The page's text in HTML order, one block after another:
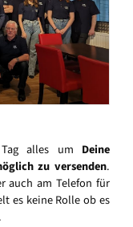
alles um Deine
zu versenden.
auch am Telefon für
es keine Rolle ob es